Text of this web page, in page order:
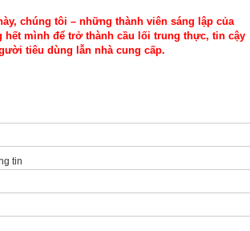
chúng tôi – những thành viên sáng lập của
hết mình để trở thành cầu lối trung thực, tin cậy
tiêu dùng lẫn nhà cung cấp.
tin